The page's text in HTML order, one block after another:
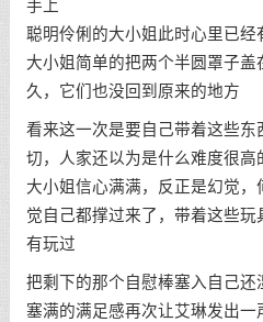
手上
聪明伶俐的大小姐此时心里已经
大小姐简单的把两个半圆罩子
久，它们也没回到原来的地方
看来这一次是要自己带着这些东
切，人家还以为是什么难度很高
大小姐信心满满，反正是幻觉
觉自己都撑过来了，带着这些
有玩过
把剩下的那个自慰棒塞入自己
塞满的满足感再次让艾琳发出一